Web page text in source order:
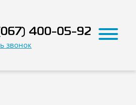
400-05-92
звонок